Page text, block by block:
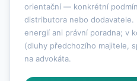
orientační — konkrétní
distributora nebo dodavatele.
energií ani právní poradna; v
(dluhy předchozího majitele,
na advokáta.